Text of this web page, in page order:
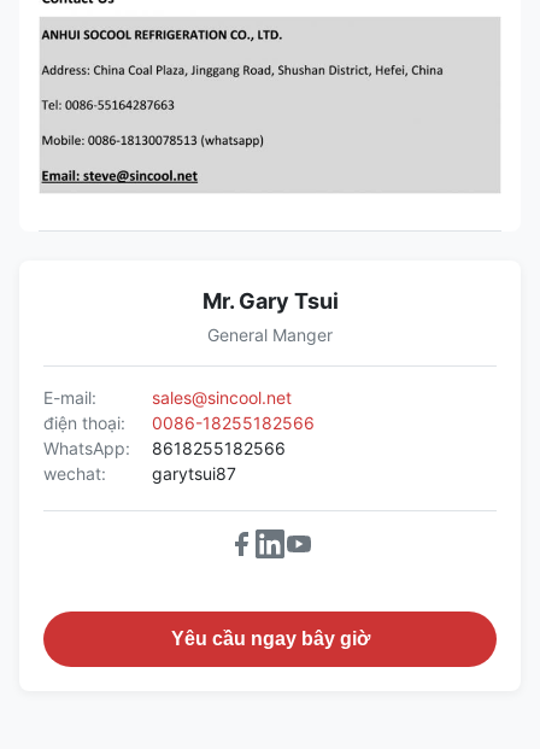
Mr. Gary Tsui
General Manger
E-mail:
sales@sincool.net
điện thoại:
0086-18255182566
WhatsApp:
8618255182566
wechat:
garytsui87
Yêu cầu ngay bây giờ